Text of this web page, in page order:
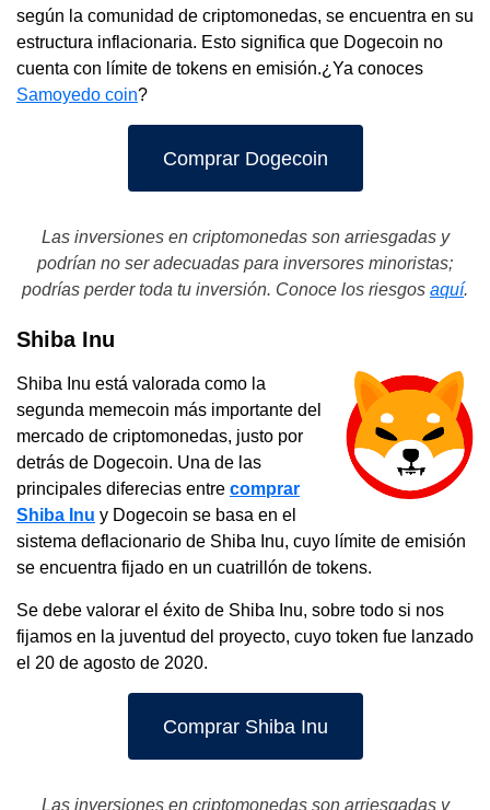
según la comunidad de criptomonedas, se encuentra en su
estructura inflacionaria. Esto significa que Dogecoin no
cuenta con límite de tokens en emisión.¿Ya conoces
Samoyedo coin?
Comprar Dogecoin
Las inversiones en criptomonedas son arriesgadas y
podrían no ser adecuadas para inversores minoristas;
podrías perder toda tu inversión. Conoce los riesgos aquí.
Shiba Inu
Shiba Inu está valorada como la
segunda memecoin más importante del
mercado de criptomonedas, justo por
detrás de Dogecoin. Una de las
principales diferecias entre comprar
Shiba Inu y Dogecoin se basa en el
sistema deflacionario de Shiba Inu, cuyo límite de emisión
se encuentra fijado en un cuatrillón de tokens.
Se debe valorar el éxito de Shiba Inu, sobre todo si nos
fijamos en la juventud del proyecto, cuyo token fue lanzado
el 20 de agosto de 2020.
Comprar Shiba Inu
Las inversiones en criptomonedas son arriesgadas y